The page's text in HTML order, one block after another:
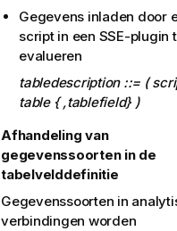
Gegevens inladen door
script in een SSE-plugin
evalueren
tabledescription ::= (
table { ,tablefield} )
Afhandeling van
gegevenssoorten in de
tabelvelddefinitie
Gegevenssoorten in
verbindingen worden